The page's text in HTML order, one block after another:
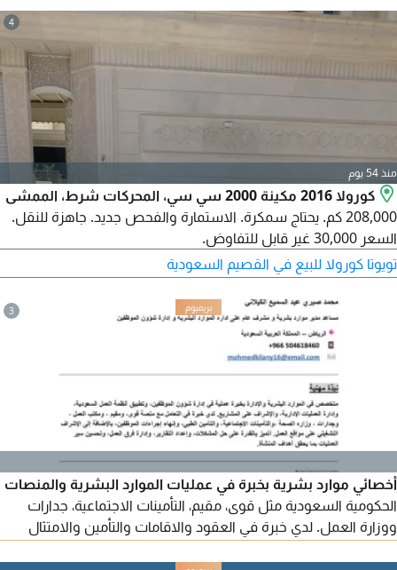
بعد، مقاعد جلد
4
منذ 54 يوم
كورولا 2016 مكينة 2000 سي سي، المحركات شرط، الممشى
208,000 كم. يحتاج سمكرة. الاستمارة والفحص جديد. جاهزة للنقل.
السعر 30,000 غير قابل للتفاوض.
تويوتا كورولا للبيع في القصيم السعودية
3
أخصائي موارد بشرية بخبرة في عمليات الموارد البشرية والمنصات
الحكومية السعودية مثل قوى، مقيم، التأمينات الاجتماعية، جدارات
ووزارة العمل. لدي خبرة في العقود والاقامات والتأمين والامتثال